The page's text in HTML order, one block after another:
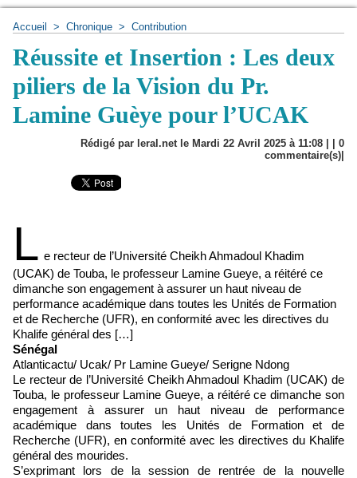
Accueil > Chronique > Contribution
Réussite et Insertion : Les deux
piliers de la Vision du Pr.
Lamine Guèye pour l’UCAK
Rédigé par leral.net le Mardi 22 Avril 2025 à 11:08 | | 0
commentaire(s)|
L e recteur de l’Université Cheikh Ahmadoul Khadim
(UCAK) de Touba, le professeur Lamine Gueye, a réitéré ce
dimanche son engagement à assurer un haut niveau de
performance académique dans toutes les Unités de Formation
et de Recherche (UFR), en conformité avec les directives du
Khalife général des […]
Sénégal
Atlanticactu/ Ucak/ Pr Lamine Gueye/ Serigne Ndong
Le recteur de l’Université Cheikh Ahmadoul Khadim (UCAK) de
Touba, le professeur Lamine Gueye, a réitéré ce dimanche son
engagement à assurer un haut niveau de performance
académique dans toutes les Unités de Formation et de
Recherche (UFR), en conformité avec les directives du Khalife
général des mourides.
S’exprimant lors de la session de rentrée de la nouvelle